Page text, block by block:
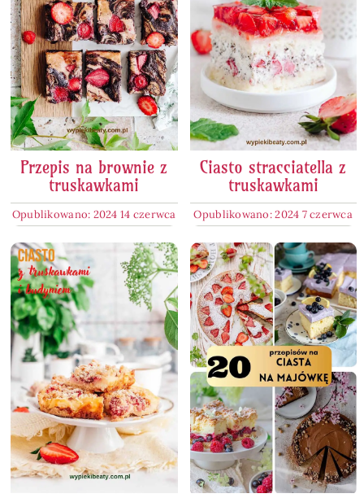
Przepis na brownie z
truskawkami
Opublikowano: 2024 14 czerwca
Ciasto stracciatella z
truskawkami
Opublikowano: 2024 7 czerwca